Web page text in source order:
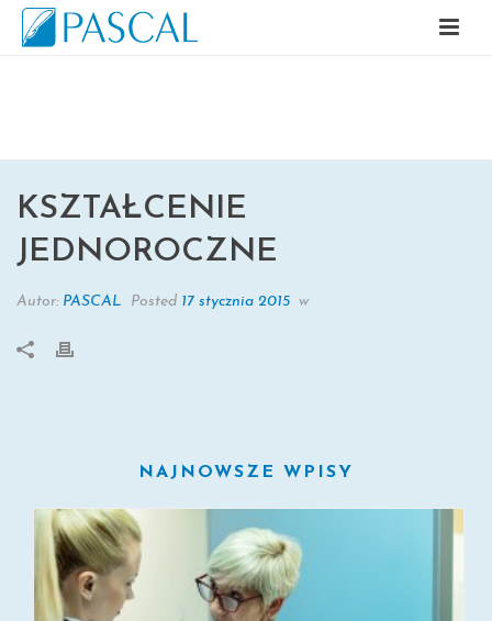
KSZTAŁCENIE
JEDNOROCZNE
Autor: PASCAL Posted 17 stycznia 2015 w
NAJNOWSZE WPISY